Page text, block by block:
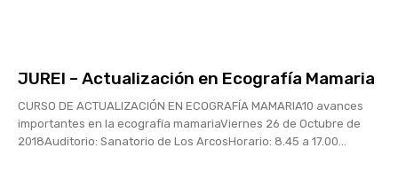
JUREI – Actualización en Ecografía Mamaria
CURSO DE ACTUALIZACIÓN EN ECOGRAFÍA MAMARIA10 avances
importantes en la ecografía mamariaViernes 26 de Octubre de
2018Auditorio: Sanatorio de Los ArcosHorario: 8.45 a 17.00...